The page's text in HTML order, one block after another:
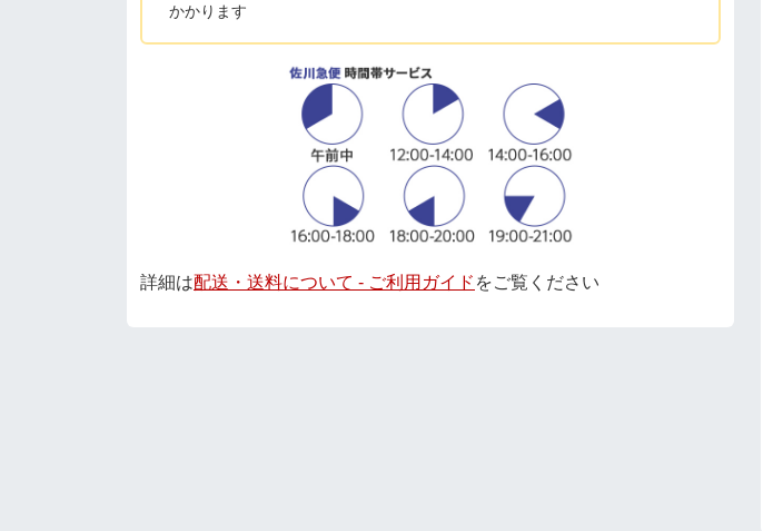
かかります
詳細は配送・送料について - ご利用ガイド をご覧ください